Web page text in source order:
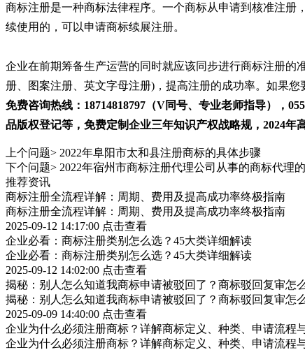
商标注册是一种商标法律程序。一个商标从申请到核准注
续使用的，可以申请商标续展注册。
企业在前期筹备生产运营的同时就应该同步进行商标注册
册、图案注册、英文字母注册)，提高注册的成功率。如果
免费咨询热线：18714818797（V同号、专业老师指导），
品版权登记等，免费定制企业三年知识产权战略规，2024年
上个问题> 2022年阜阳市太和县注册商标的具体步骤
下个问题> 2022年宿州市商标注册代理公司从事的商标代理
推荐资讯
商标注册全流程详解：周期、费用及提高成功率终极指南
商标注册全流程详解：周期、费用及提高成功率终极指南
2025-09-12 14:17:00 点击查看
企业必看：商标注册类别怎么选？45大类详细解读
企业必看：商标注册类别怎么选？45大类详细解读
2025-09-12 14:02:00 点击查看
揭秘：别人怎么知道我商标申请被驳回了？商标驳回复审怎
揭秘：别人怎么知道我商标申请被驳回了？商标驳回复审怎
2025-09-09 14:40:00 点击查看
企业为什么必须注册商标？详解商标定义、种类、申请流程
企业为什么必须注册商标？详解商标定义、种类、申请流程